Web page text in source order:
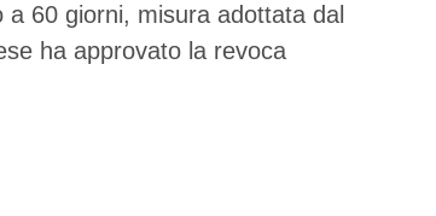
60 giorni, misura adottata dal
ha approvato la revoca